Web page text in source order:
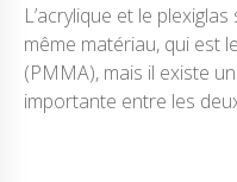
L’acrylique et le
même matériau, qui est
(PMMA), mais il existe
importante entre les